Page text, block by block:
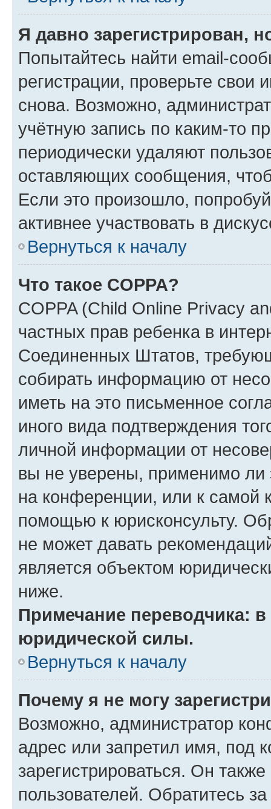
Я давно зарегистрирован,
Попытайтесь найти email-
регистрации, проверьте свои
снова. Возможно,
учётную запись по каким-то
периодически удаляют
оставляющих сообщения,
Если это произошло,
активнее участвовать в
Вернуться к началу
Что такое COPPA?
COPPA (Child Online Privacy
частных прав ребенка в
Соединенных Штатов,
собирать информацию от
иметь на это письменное
иного вида подтверждения
личной информации от
вы не уверены, применимо ли
на конференции, или к самой
помощью к юрисконсульту.
не может давать
является объектом
ниже.
Примечание переводчика:
юридической силы.
Вернуться к началу
Почему я не могу
Возможно, администратор
адрес или запретил имя, под
зарегистрироваться. Он
пользователей. Обратитесь